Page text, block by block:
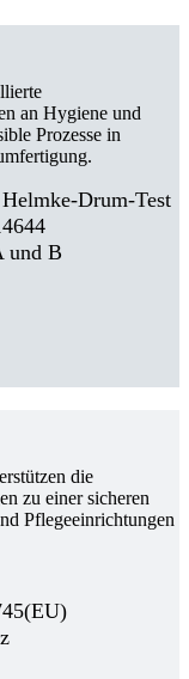
an Hygiene und
Prozesse in
Drum-Test
und B
die
zu einer sicheren
Pflegeeinrichtungen